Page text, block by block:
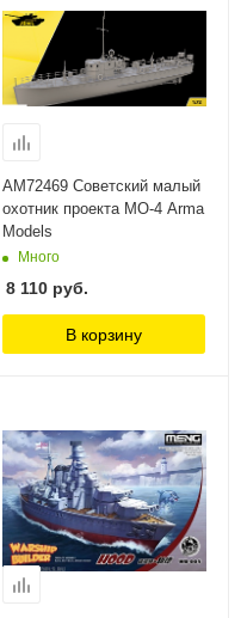
AM72469 Советский малый
охотник проекта МО-4 Arma
Models
Много
8 110 руб.
В корзину